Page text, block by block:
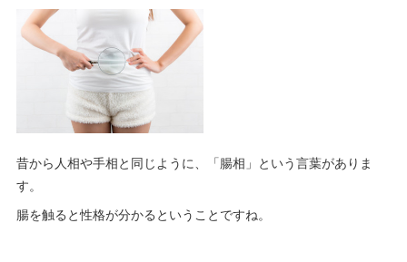
昔から人相や手相と同じように、「腸相」という言葉がありま
す。
腸を触ると性格が分かるということですね。